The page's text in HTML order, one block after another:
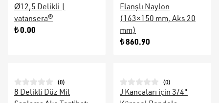
Ø12,5 Delikli |
vatansera®
₺ 0.00
Flanşlı Naylon
(163×150 mm, Aks 20
mm)
₺ 860.90
(0)
8 Delikli Düz Mil
(0)
J Kancaları için 3/4"